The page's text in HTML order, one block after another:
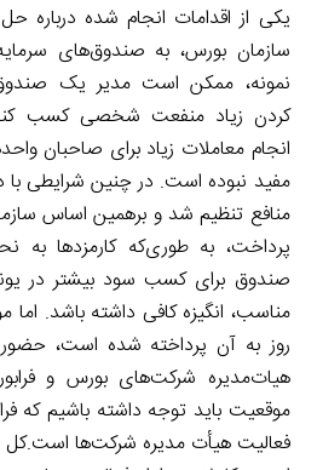
یکی از اقدامات انجام شده درباره
سازمان بورس، به صندوق‌های
نمونه، ممکن است مدیر یک صندوق
کردن زیاد منفعت شخصی کسب
انجام معاملات زیاد برای صاحبان
مفید نبوده است. در چنین شرایطی با
منافع تنظیم شد و برهمین اساس
پرداخت، به طوری‌که کارمزدها به
صندوق برای کسب سود بیشتر در
مناسب، انگیزه کافی داشته باشد.
روز به آن پرداخته شده است، حضور
هیات‌مدیره شرکت‌های بورس و
موقعیت باید توجه داشته باشیم که
فعالیت هیأت مدیره شرکت‌ها است.کل